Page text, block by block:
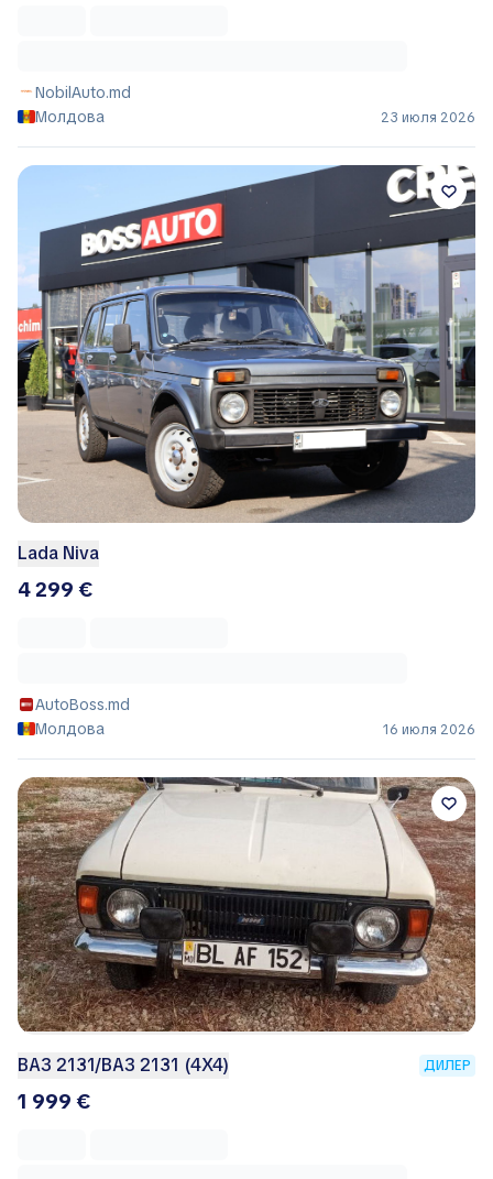
NobilAuto.md
Молдова
23 июля 2026
Lada Niva
4 299 €
AutoBoss.md
Молдова
16 июля 2026
ВАЗ 2131/ВАЗ 2131 (4X4) ДИЛЕР
1 999 €